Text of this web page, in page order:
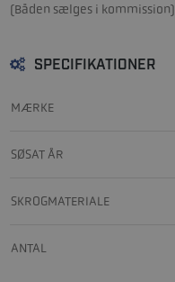
(Båden sælges i kommission)
SPECIFIKATIONER
MÆRKE
SØSAT ÅR
SKROGMATERIALE
ANTAL